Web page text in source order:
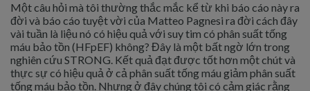
Một câu hỏi mà tôi thường thắc mắc kể từ khi báo cáo này ra
đời và báo cáo tuyệt vời của Matteo Pagnesi ra đời cách đây
vài tuần là liệu nó có hiệu quả với suy tim có phân suất tống
máu bảo tồn (HFpEF) không? Đây là một bất ngờ lớn trong
nghiên cứu STRONG. Kết quả đạt được tốt hơn một chút và
thực sự có hiệu quả ở cả phân suất tống máu giảm phân suất
tống máu bảo tồn. Nhưng ở đây chúng tôi có cảm giác rằng